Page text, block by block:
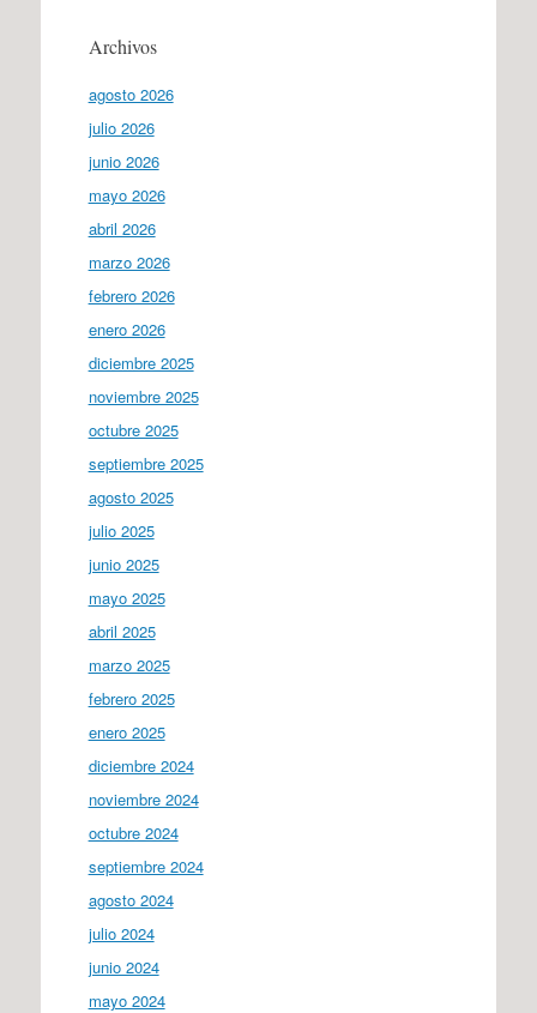
Archivos
agosto 2026
julio 2026
junio 2026
mayo 2026
abril 2026
marzo 2026
febrero 2026
enero 2026
diciembre 2025
noviembre 2025
octubre 2025
septiembre 2025
agosto 2025
julio 2025
junio 2025
mayo 2025
abril 2025
marzo 2025
febrero 2025
enero 2025
diciembre 2024
noviembre 2024
octubre 2024
septiembre 2024
agosto 2024
julio 2024
junio 2024
mayo 2024